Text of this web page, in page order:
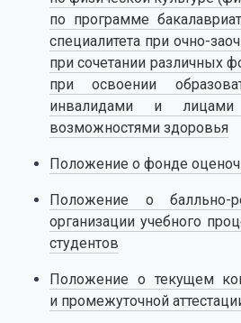
по программе
специалитета при очно-
при сочетании различных
при освоении
инвалидами и
возможностями здоровья
Положение о фонде
Положение о балльно-
организации учебного
студентов
Положение о текущем
и промежуточной